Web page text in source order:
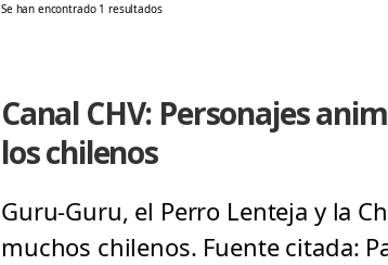
Se han encontrado 1 resultados
Canal CHV: Personajes
los chilenos
Guru-Guru, el Perro Lenteja y la
muchos chilenos. Fuente citada: